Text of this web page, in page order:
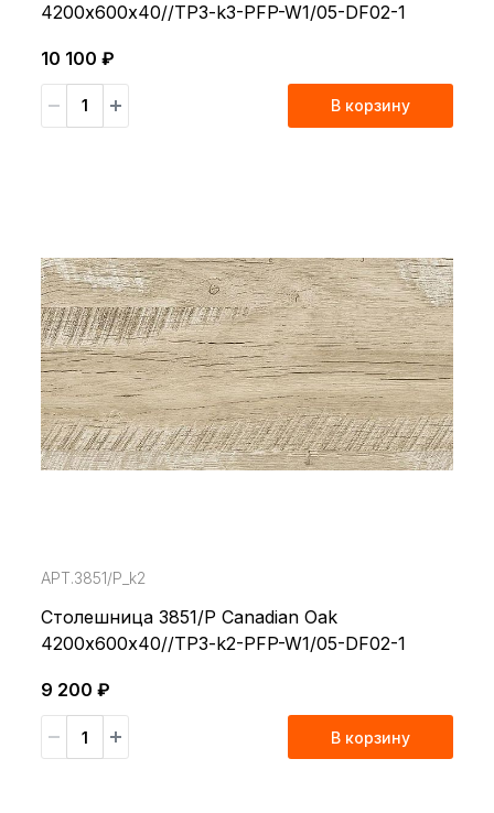
4200х600х40//TP3-k3-PFP-W1/05-DF02-1
10 100 ₽
В корзину
АРТ.3851/P_k2
Столешница 3851/P Canadian Oak
4200х600х40//TP3-k2-PFP-W1/05-DF02-1
9 200 ₽
В корзину